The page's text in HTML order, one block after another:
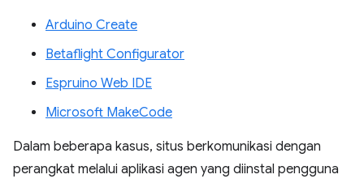
Arduino Create
Betaflight Configurator
Espruino Web IDE
Microsoft MakeCode
Dalam beberapa kasus, situs berkomunikasi dengan
perangkat melalui aplikasi agen yang diinstal pengguna